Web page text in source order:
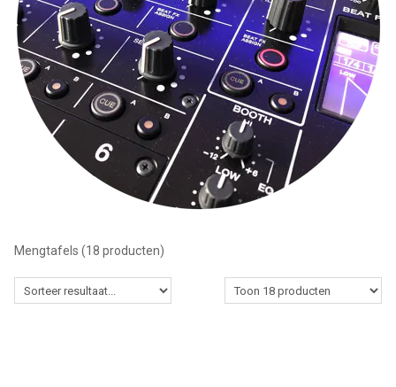
Over Pro Gear
Meer
New arrivals
B-stock
Pro Gear Lease
Winkel
Mengtafels (18 producten)